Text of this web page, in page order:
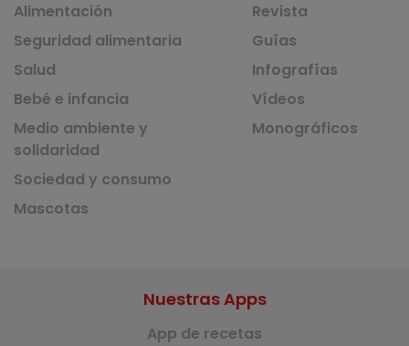
Alimentación
Seguridad alimentaria
Salud
Bebé e infancia
Medio ambiente y
solidaridad
Sociedad y consumo
Mascotas
Revista
Guías
Infografías
Vídeos
Monográficos
Nuestras Apps
App de recetas